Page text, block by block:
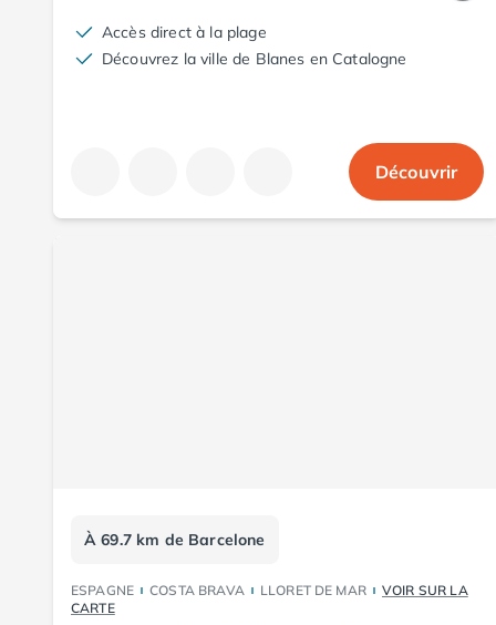
Camping Aude
Camping Gruissan
Camping Argelès-sur-Mer
Camping Canet-en-Roussillon
Camping Le Barcarès
Accès direct à la plage
Découvrez la ville de Blanes en Catalogne
Découvrir
À 69.7 km de Barcelone
ESPAGNE COSTA BRAVA LLORET DE MAR
VOIR SUR LA
CARTE